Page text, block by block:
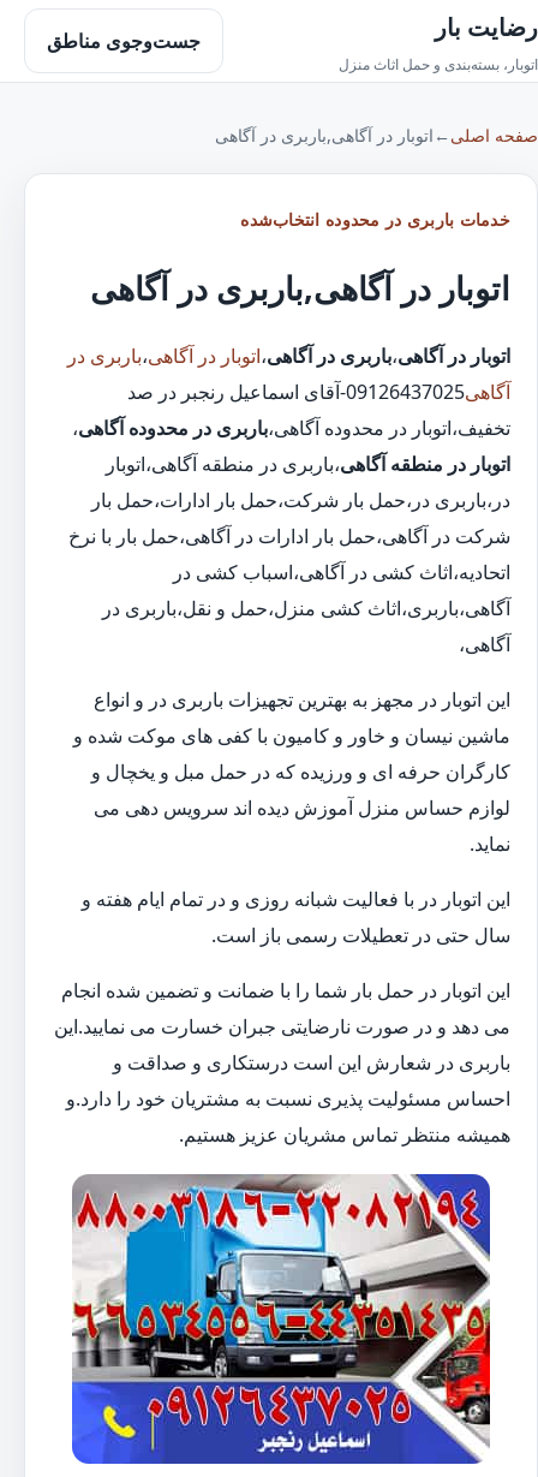
رضایت بار
اتوبار، بسته‌بندی و حمل اثاث منزل
جست‌وجوی مناطق
صفحه اصلی ← اتوبار در آگاهی,باربری در آگاهی
خدمات باربری در محدوده انتخاب‌شده
اتوبار در آگاهی,باربری در آگاهی
اتوبار در آگاهی،باربری در آگاهی،اتوبار در آگاهی،باربری در
آگاهی
09126437025-آقای اسماعیل رنجبر در صد
تخفیف،اتوبار در محدوده آگاهی،باربری در محدوده آگاهی،
اتوبار در منطقه آگاهی،باربری در منطقه آگاهی،اتوبار
در،باربری در،حمل بار شرکت،حمل بار ادارات،حمل بار
شرکت در آگاهی،حمل بار ادارات در آگاهی،حمل بار با نرخ
اتحادیه،اثاث کشی در آگاهی،اسباب کشی در
آگاهی،باربری،اثاث کشی منزل،حمل و نقل،باربری در
آگاهی،
این اتوبار در مجهز به بهترین تجهیزات باربری در و انواع
ماشین نیسان و خاور و کامیون با کفی های موکت شده و
کارگران حرفه ای و ورزیده که در حمل مبل و یخچال و
لوازم حساس منزل آموزش دیده اند سرویس دهی می
نماید.
این اتوبار در با فعالیت شبانه روزی و در تمام ایام هفته و
سال حتی در تعطیلات رسمی باز است.
این اتوبار در حمل بار شما را با ضمانت و تضمین شده انجام
می دهد و در صورت نارضایتی جبران خسارت می نمایید.این
باربری در شعارش این است درستکاری و صداقت و
احساس مسئولیت پذیری نسبت به مشتریان خود را دارد.و
همیشه منتظر تماس مشریان عزیز هستیم.